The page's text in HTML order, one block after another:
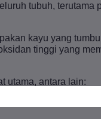
tubuh,
kayu yang
tinggi yang
utama, antara lain: